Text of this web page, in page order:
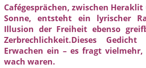
Cafégesprächen, zwischen
Sonne, entsteht ein lyrischer
Illusion der Freiheit ebenso
Zerbrechlichkeit.Dieses
Erwachen ein – es fragt
wach waren.